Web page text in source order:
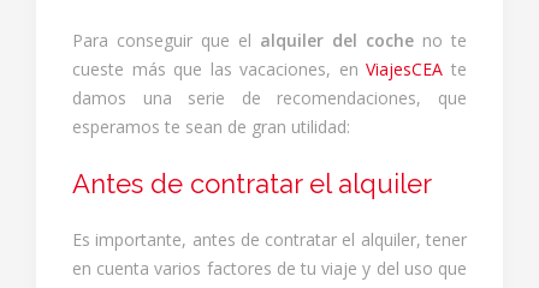
Para conseguir que el alquiler del coche no te
cueste más que las vacaciones, enViajesCEA te
damos una serie de recomendaciones, que
esperamos te sean de gran utilidad:
Antes de contratar el alquiler
Es importante, antes de contratar el alquiler, tener
en cuenta varios factores de tu viaje y del uso que